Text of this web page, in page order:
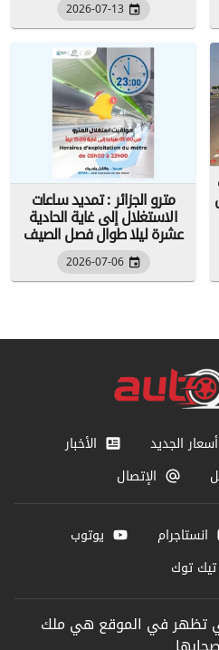
2026-07-13
مترو الجزائر : تمديد ساعات
الاستغلال إلى غاية الحادية
عشرة ليلا طوال فصل الصيف
2026-07-06
أسعار الجديد
الأخبار
الإتصال
انستاجرام يوتوب
تيك توك
تظهر في الموقع هي ملك